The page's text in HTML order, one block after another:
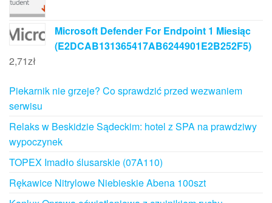
Microsoft Defender For Endpoint 1 Miesiąc
(E2DCAB131365417AB6244901E2B252F5)
2,71zł
Piekarnik nie grzeje? Co sprawdzić przed wezwaniem
serwisu
Relaks w Beskidzie Sądeckim: hotel z SPA na prawdziwy
wypoczynek
TOPEX Imadło ślusarskie (07A110)
Rękawice Nitrylowe Niebieskie Abena 100szt